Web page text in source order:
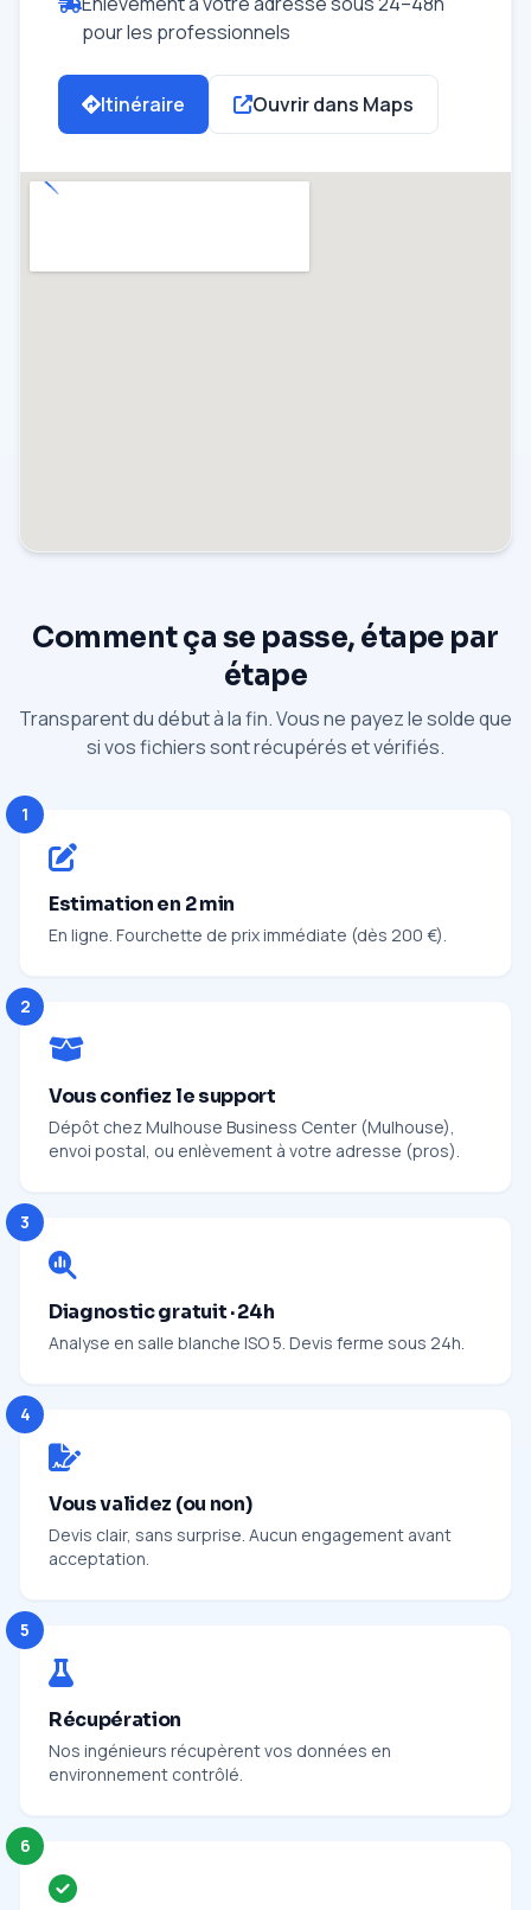
pour les professionnels
Itinéraire Ouvrir dans Maps
Comment ça se passe, étape par
étape
Transparent du début à la fin. Vous ne payez le solde que
si vos fichiers sont récupérés et vérifiés.
1
Estimation en 2 min
En ligne. Fourchette de prix immédiate (dès 200 €).
2
Vous confiez le support
Dépôt chez Mulhouse Business Center (Mulhouse),
envoi postal, ou enlèvement à votre adresse (pros).
3
Diagnostic gratuit · 24h
Analyse en salle blanche ISO 5. Devis ferme sous 24h.
4
Vous validez (ou non)
Devis clair, sans surprise. Aucun engagement avant
acceptation.
5
Récupération
Nos ingénieurs récupèrent vos données en
environnement contrôlé.
6